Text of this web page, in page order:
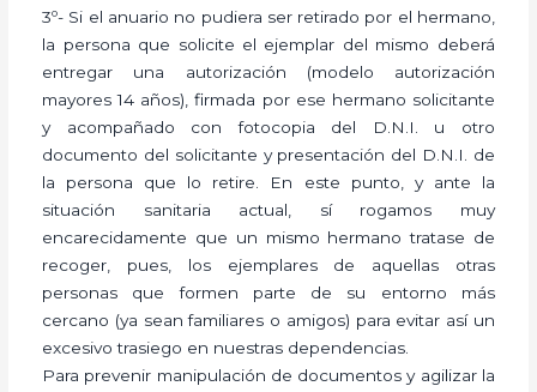
3º- Si el anuario no pudiera ser retirado por el hermano,
la persona que solicite el ejemplar del mismo deberá
entregar una autorización (modelo autorización
mayores 14 años), firmada por ese hermano solicitante
y acompañado con fotocopia del D.N.I. u otro
documento del solicitante y presentación del D.N.I. de
la persona que lo retire. En este punto, y ante la
situación sanitaria actual, sí rogamos muy
encarecidamente que un mismo hermano tratase de
recoger, pues, los ejemplares de aquellas otras
personas que formen parte de su entorno más
cercano (ya sean familiares o amigos) para evitar así un
excesivo trasiego en nuestras dependencias.
Para prevenir manipulación de documentos y agilizar la